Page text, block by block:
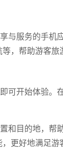
与服务的手机
，帮助游客旅
可开始体验。
和目的地，帮
更好地满足游